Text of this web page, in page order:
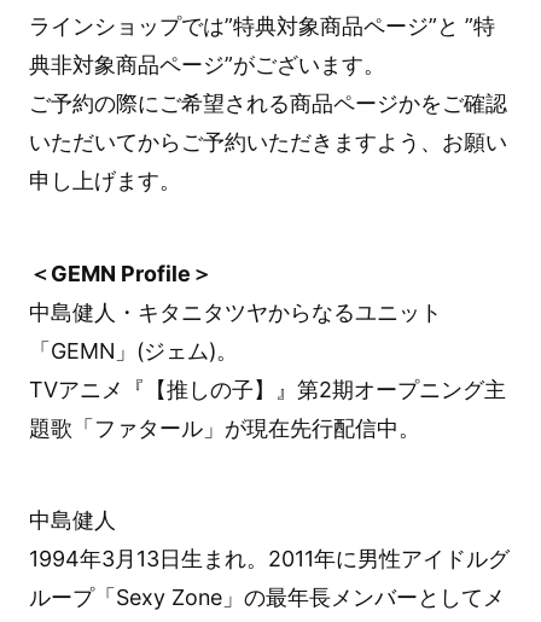
ラインショップでは”特典対象商品ページ”と ”特
典非対象商品ページ”がございます。
ご予約の際にご希望される商品ページかをご確認
いただいてからご予約いただきますよう、お願い
申し上げます。
＜GEMN Profile＞
中島健人・キタニタツヤからなるユニット
「GEMN」(ジェム)。
TVアニメ『【推しの子】』第2期オープニング主
題歌「ファタール」が現在先行配信中。
中島健人
1994年3月13日生まれ。2011年に男性アイドルグ
ループ「Sexy Zone」の最年長メンバーとしてメ